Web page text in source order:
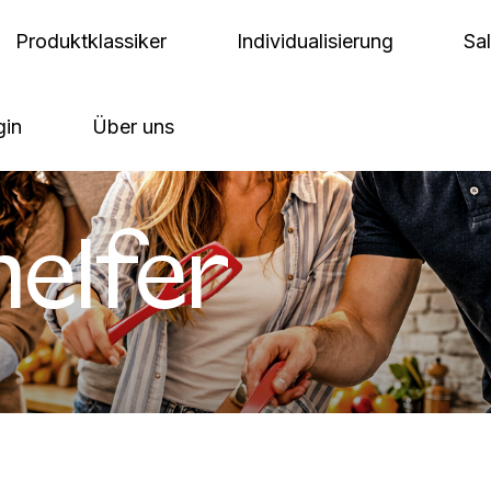
Produktklassiker Individualisierung
Über uns